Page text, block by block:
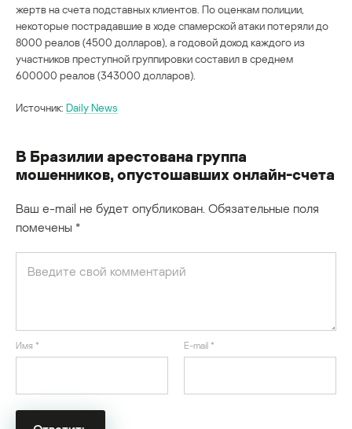
жертв на счета подставных клиентов. По оценкам полиции,
некоторые пострадавшие в ходе спамерской атаки потеряли до
8000 реалов (4500 долларов), а годовой доход каждого из
участников преступной группировки составил в среднем
600000 реалов (343000 долларов).
Источник: Daily News
В Бразилии арестована группа
мошенников, опустошавших онлайн-счета
Ваш e-mail не будет опубликован. Обязательные поля
помечены *
Имя * E-mail *